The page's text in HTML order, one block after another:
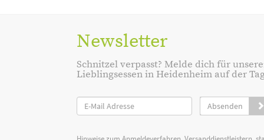
Newsletter
Schnitzel verpasst? Melde dich für
Lieblingsessen in Heidenheim auf der
Absenden